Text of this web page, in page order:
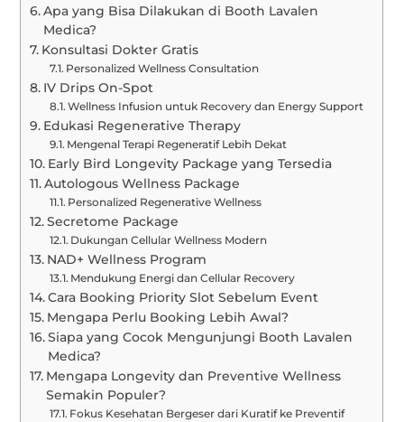
Apa yang Bisa Dilakukan di Booth Lavalen
Medica?
Konsultasi Dokter Gratis
Personalized Wellness Consultation
IV Drips On-Spot
Wellness Infusion untuk Recovery dan Energy Support
Edukasi Regenerative Therapy
Mengenal Terapi Regeneratif Lebih Dekat
Early Bird Longevity Package yang Tersedia
Autologous Wellness Package
Personalized Regenerative Wellness
Secretome Package
Dukungan Cellular Wellness Modern
NAD+ Wellness Program
Mendukung Energi dan Cellular Recovery
Cara Booking Priority Slot Sebelum Event
Mengapa Perlu Booking Lebih Awal?
Siapa yang Cocok Mengunjungi Booth Lavalen
Medica?
Mengapa Longevity dan Preventive Wellness
Semakin Populer?
Fokus Kesehatan Bergeser dari Kuratif ke Preventif